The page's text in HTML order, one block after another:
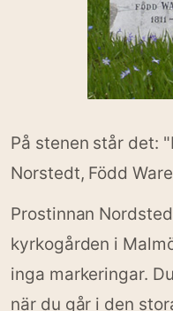
På stenen står det:
Norstedt, Född
Prostinnan
kyrkogården i
inga markeringar.
när du går i den